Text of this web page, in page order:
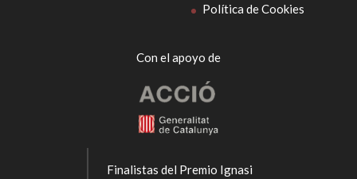
Política de Cookies
Con el apoyo de
Finalistas del Premio Ignasi